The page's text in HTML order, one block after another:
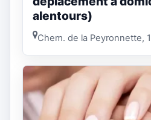
alentours)
Chem. de la Peyronnette,